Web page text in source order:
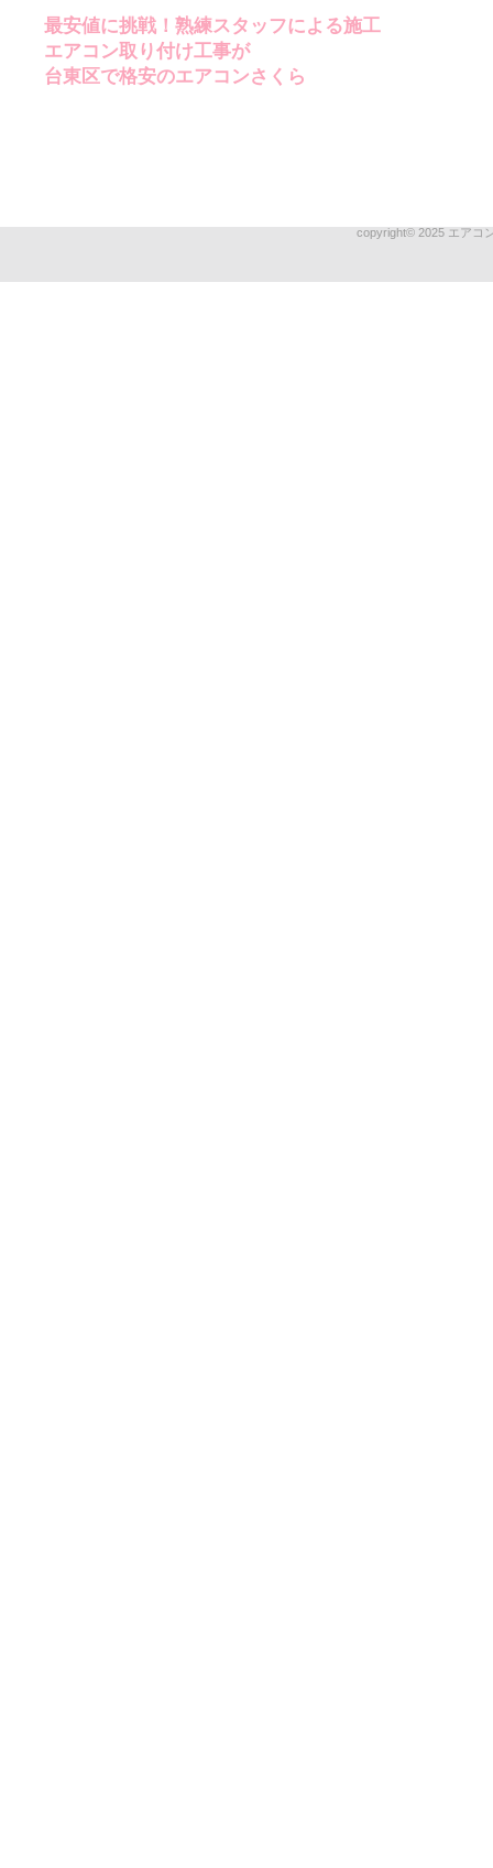
最安値に挑戦！熟練スタッフによる施工
エアコン取り付け工事が
台東区で格安のエアコンさくら
copyright© 2025 エアコ